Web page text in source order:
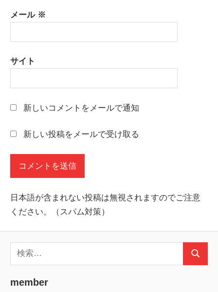
メール ※
サイト
新しいコメントをメールで通知
新しい投稿をメールで受け取る
日本語が含まれない投稿は無視されますのでご注意
ください。（スパム対策）
索:
検
member